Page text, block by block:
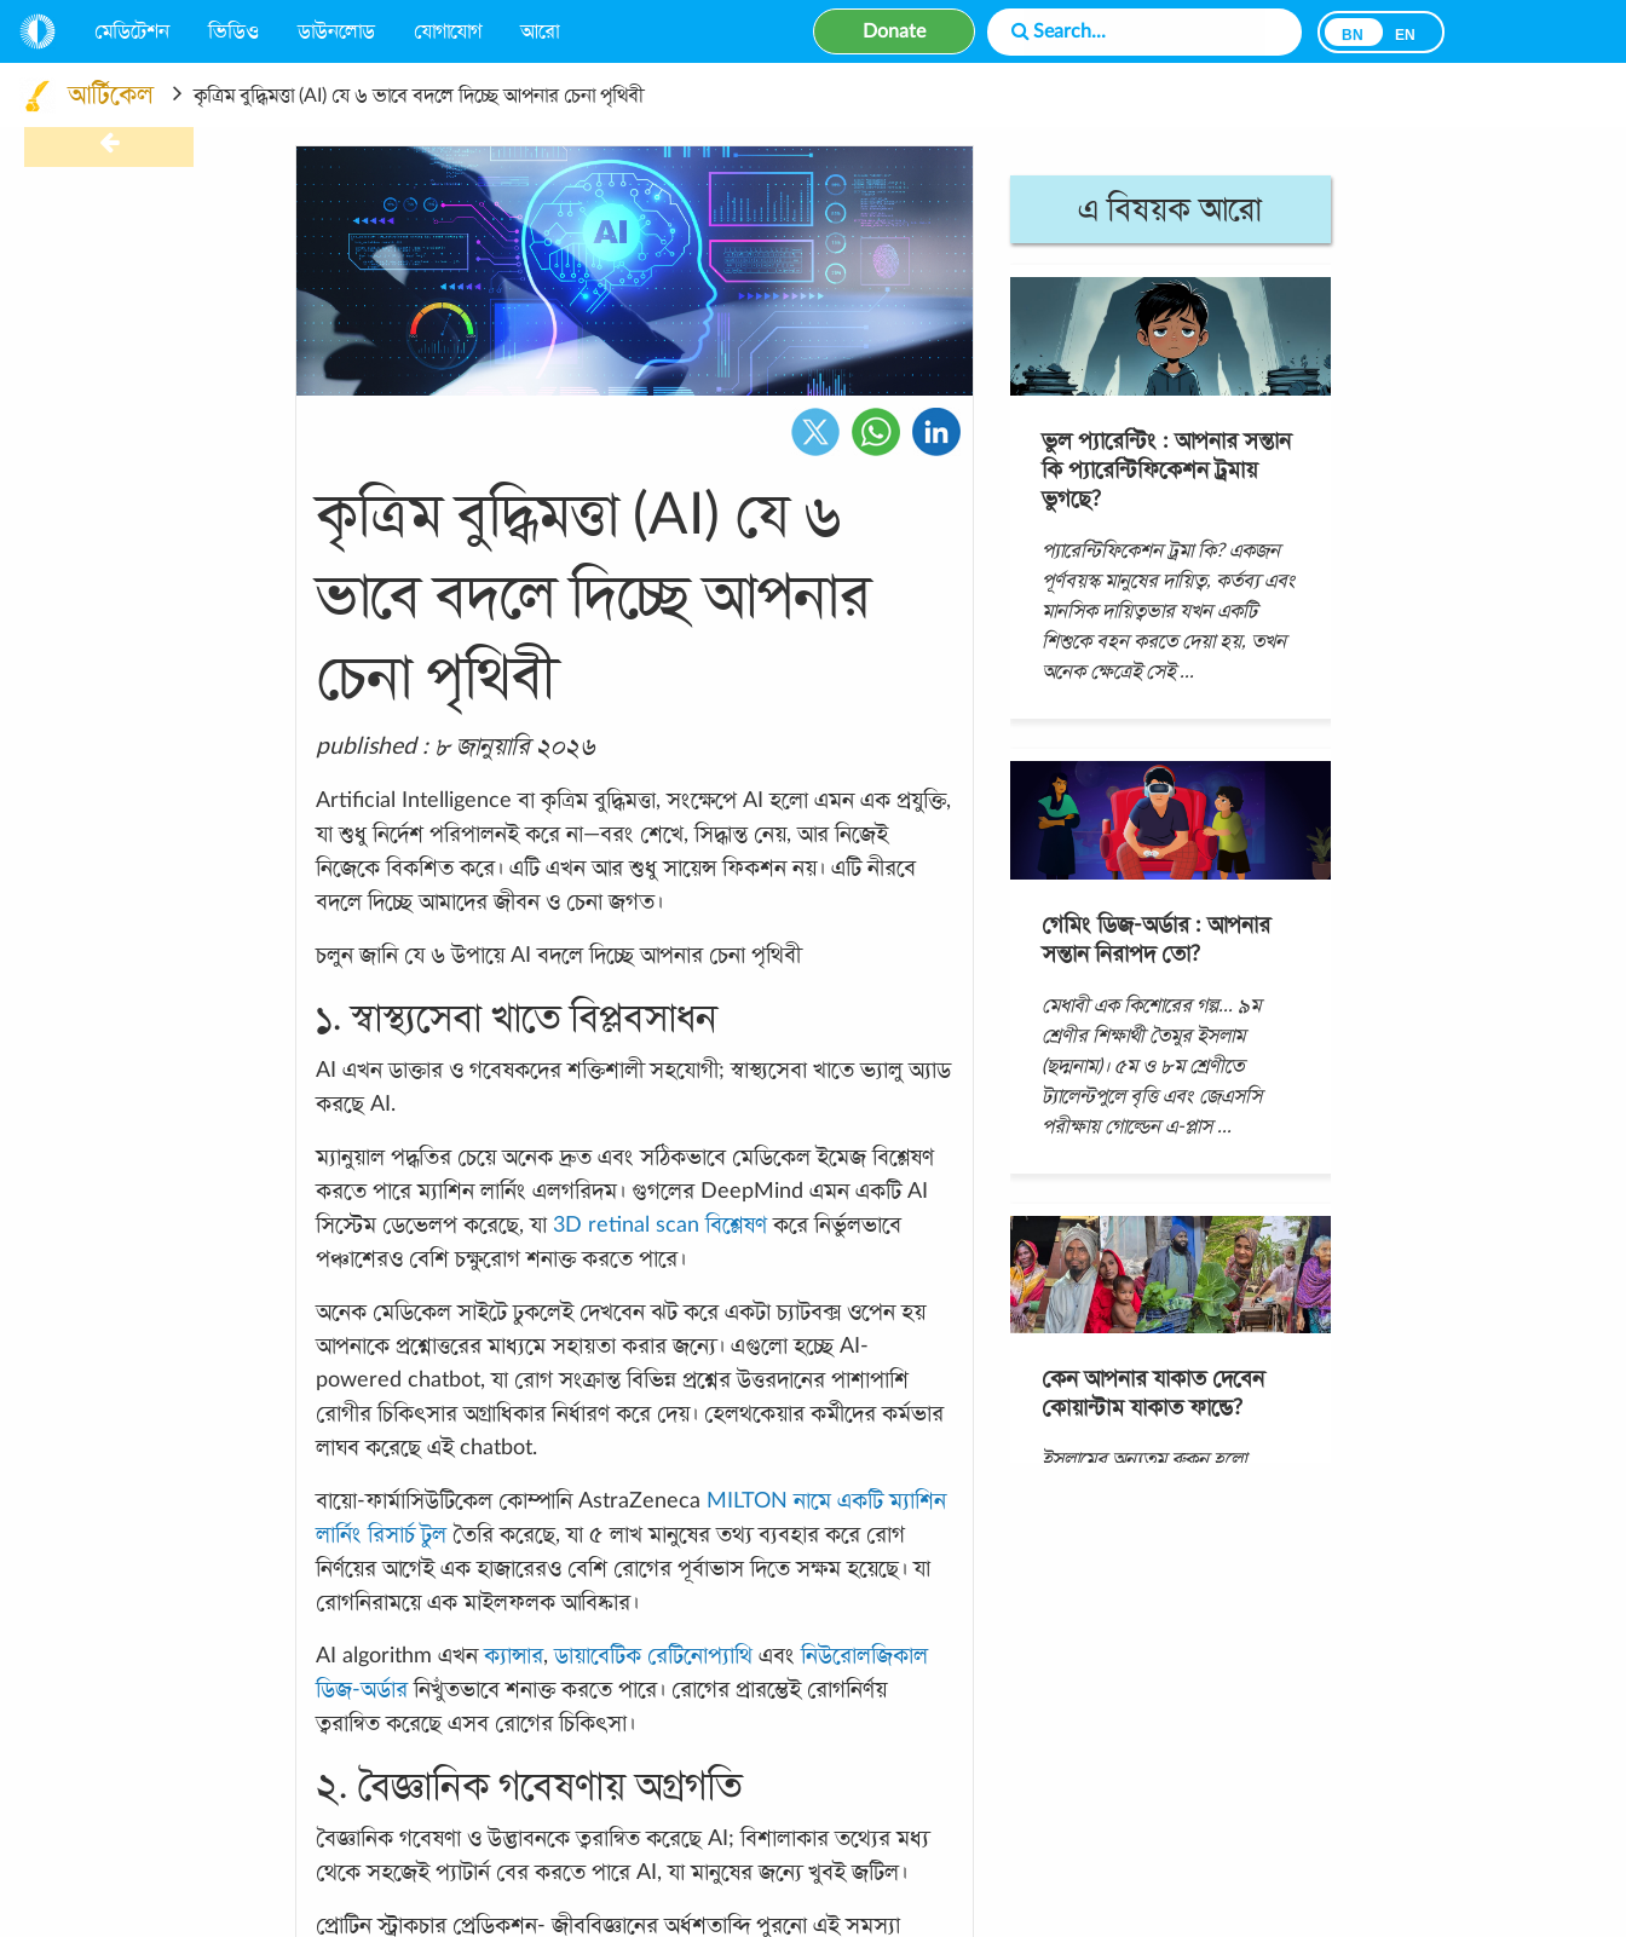
মেডিটেশন ভিডিও ডাউনলোড যোগাযোগ আরো Donate BN EN
আর্টিকেল কৃত্রিম বুদ্ধিমত্তা (AI) যে ৬ ভাবে বদলে দিচ্ছে আপনার চেনা পৃথিবী
কৃত্রিম বুদ্ধিমত্তা (AI) যে ৬
ভাবে বদলে দিচ্ছে আপনার
চেনা পৃথিবী
published : ৮ জানুয়ারি ২০২৬
Artificial Intelligence বা কৃত্রিম বুদ্ধিমত্তা, সংক্ষেপে AI হলো এমন এক প্রযুক্তি,
যা শুধু নির্দেশ পরিপালনই করে না—বরং শেখে, সিদ্ধান্ত নেয়, আর নিজেই
নিজেকে বিকশিত করে। এটি এখন আর শুধু সায়েন্স ফিকশন নয়। এটি নীরবে
বদলে দিচ্ছে আমাদের জীবন ও চেনা জগত।
চলুন জানি যে ৬ উপায়ে AI বদলে দিচ্ছে আপনার চেনা পৃথিবী
১. স্বাস্থ্যসেবা খাতে বিপ্লবসাধন
AI এখন ডাক্তার ও গবেষকদের শক্তিশালী সহযোগী; স্বাস্থ্যসেবা খাতে ভ্যালু অ্যাড
করছে AI.
ম্যানুয়াল পদ্ধতির চেয়ে অনেক দ্রুত এবং সঠিকভাবে মেডিকেল ইমেজ বিশ্লেষণ
করতে পারে ম্যাশিন লার্নিং এলগরিদম। গুগলের DeepMind এমন একটি AI
সিস্টেম ডেভেলপ করেছে, যা 3D retinal scan বিশ্লেষণকরে নির্ভুলভাবে
পঞ্চাশেরও বেশি চক্ষুরোগ শনাক্ত করতে পারে।
অনেক মেডিকেল সাইটে ঢুকলেই দেখবেন ঝট করে একটা চ্যাটবক্স ওপেন হয়
আপনাকে প্রশ্নোত্তরের মাধ্যমে সহায়তা করার জন্যে। এগুলো হচ্ছে AI-
powered chatbot, যা রোগ সংক্রান্ত বিভিন্ন প্রশ্নের উত্তরদানের পাশাপাশি
রোগীর চিকিৎসার অগ্রাধিকার নির্ধারণ করে দেয়। হেলথকেয়ার কর্মীদের কর্মভার
লাঘব করেছে এই chatbot.
বায়ো-ফার্মাসিউটিকেল কোম্পানি AstraZeneca MILTON নামে একটি ম্যাশিন
লার্নিং রিসার্চ টুলতৈরি করেছে, যা ৫ লাখ মানুষের তথ্য ব্যবহার করে রোগ
নির্ণয়ের আগেই এক হাজারেরও বেশি রোগের পূর্বাভাস দিতে সক্ষম হয়েছে। যা
রোগনিরাময়ে এক মাইলফলক আবিষ্কার।
AI algorithm এখনক্যান্সার,ডায়াবেটিক রেটিনোপ্যাথিএবংনিউরোলজিকাল
ডিজ-অর্ডারনিখুঁতভাবে শনাক্ত করতে পারে। রোগের প্রারম্ভেই রোগনির্ণয়
ত্বরান্বিত করেছে এসব রোগের চিকিৎসা।
২. বৈজ্ঞানিক গবেষণায় অগ্রগতি
বৈজ্ঞানিক গবেষণা ও উদ্ভাবনকে ত্বরান্বিত করেছে AI; বিশালাকার তথ্যের মধ্য
থেকে সহজেই প্যাটার্ন বের করতে পারে AI, যা মানুষের জন্যে খুবই জটিল।
প্রোটিন স্ট্রাকচার প্রেডিকশন- জীববিজ্ঞানের অর্ধশতাব্দি পুরনো এই সমস্যা
এ বিষয়ক আরো
ভুল প্যারেন্টিং : আপনার সন্তান
কি প্যারেন্টিফিকেশন ট্রমায়
ভুগছে?
প্যারেন্টিফিকেশন ট্রমা কি? একজন
পূর্ণবয়স্ক মানুষের দায়িত্ব, কর্তব্য এবং
মানসিক দায়িত্বভার যখন একটি
শিশুকে বহন করতে দেয়া হয়, তখন
অনেক ক্ষেত্রেই সেই...
গেমিং ডিজ-অর্ডার : আপনার
সন্তান নিরাপদ তো?
মেধাবী এক কিশোরের গল্প... ৯ম
শ্রেণীর শিক্ষার্থী তৈমুর ইসলাম
(ছদ্মনাম)। ৫ম ও ৮ম শ্রেণীতে
ট্যালেন্টপুলে বৃত্তি এবং জেএসসি
পরীক্ষায় গোল্ডেন এ-প্লাস...
কেন আপনার যাকাত দেবেন
কোয়ান্টাম যাকাত ফান্ডে?
ইসলামের অন্যতম রুকন হলো